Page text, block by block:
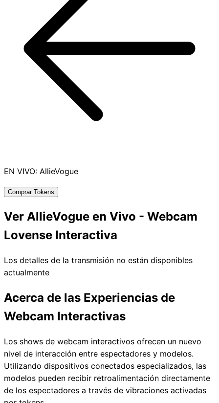
EN VIVO: AllieVogue
Comprar Tokens
Ver AllieVogue en Vivo - Webcam
Lovense Interactiva
Los detalles de la transmisión no están disponibles
actualmente
Acerca de las Experiencias de
Webcam Interactivas
Los shows de webcam interactivos ofrecen un nuevo
nivel de interacción entre espectadores y modelos.
Utilizando dispositivos conectados especializados, las
modelos pueden recibir retroalimentación directamente
de los espectadores a través de vibraciones activadas